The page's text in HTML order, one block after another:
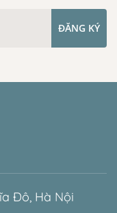
ĐĂNG KÝ
Đô, Hà Nội